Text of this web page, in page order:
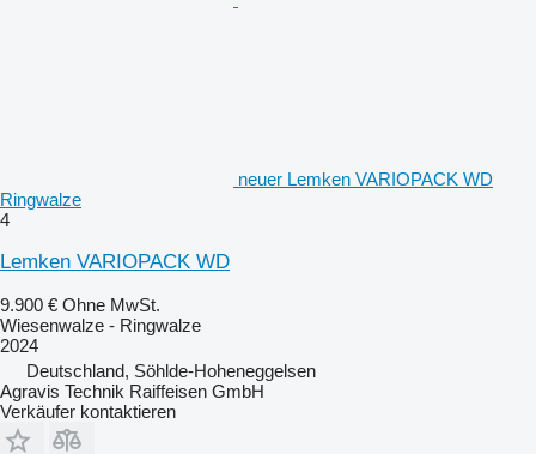
neuer Lemken VARIOPACK WD
Ringwalze
4
Lemken VARIOPACK WD
9.900 € Ohne MwSt.
Wiesenwalze - Ringwalze
2024
Deutschland, Söhlde-Hoheneggelsen
Agravis Technik Raiffeisen GmbH
Verkäufer kontaktieren